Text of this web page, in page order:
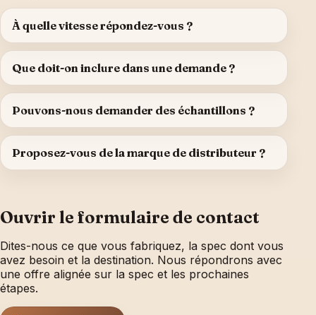
À quelle vitesse répondez-vous ?
Que doit-on inclure dans une demande ?
Pouvons-nous demander des échantillons ?
Proposez-vous de la marque de distributeur ?
Ouvrir le formulaire de contact
Dites-nous ce que vous fabriquez, la spec dont vous
avez besoin et la destination. Nous répondrons avec
une offre alignée sur la spec et les prochaines
étapes.